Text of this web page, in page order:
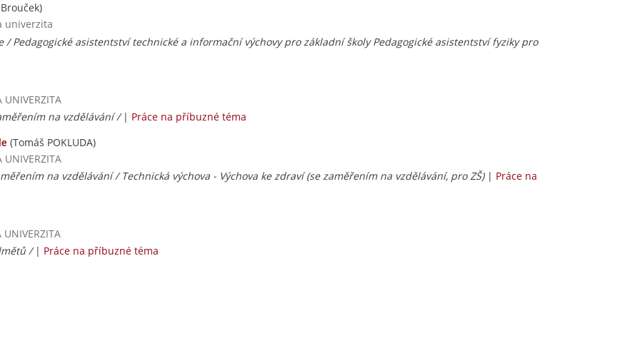
univerzita
/ Pedagogické asistentství technické a informační výchovy pro základní školy Pedagogické asistentství fyziky pro
na vzdělávání / | Práce na příbuzné téma
(Tomáš POKLUDA)
na vzdělávání / Technická výchova - Výchova ke zdraví (se zaměřením na vzdělávání, pro ZŠ)| Práce na
/ | Práce na příbuzné téma